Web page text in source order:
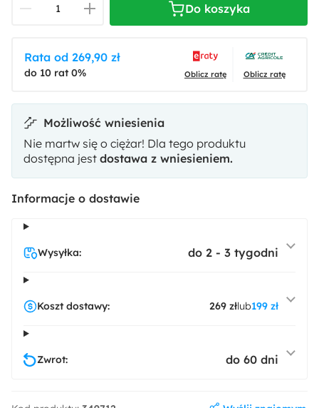
Velluto 27 Velluto 37
Do koszyka
Rata od 269,90 zł
do 10 rat 0% Oblicz ratę Oblicz ratę
Możliwość wniesienia
Nie martw się o ciężar! Dla tego produktu
dostępna jest dostawa z wniesieniem.
Informacje o dostawie
Wysyłka: do 2 - 3 tygodni
Koszt dostawy: 269 złlub199 zł
Zwrot: do 60 dni